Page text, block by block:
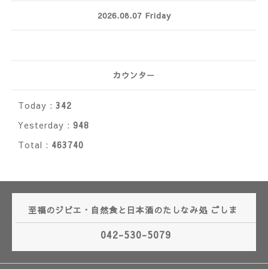
2026.08.07 Friday
カウンター
Today : 342
Yesterday : 948
Total : 463740
至福のジビエ・自然食と日本酒のたしなみ処 ごしま
042-530-5079